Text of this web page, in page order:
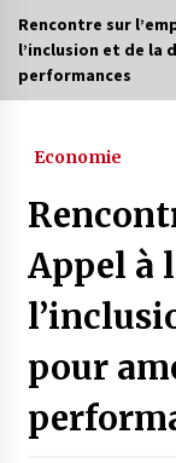
Rencontre sur
l’inclusion et de la
performances
Economie
Appel à
pour